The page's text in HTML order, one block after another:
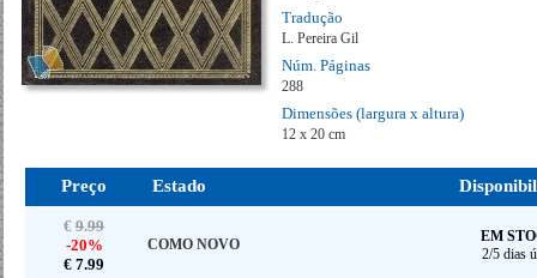
Tradução
L. Pereira Gil
Núm. Páginas
288
Dimensões (largura x altura)
12 x 20 cm
Preço Estado
€ 9.99
-20%
€ 7.99
COMO NOVO
EM
2/5 dias